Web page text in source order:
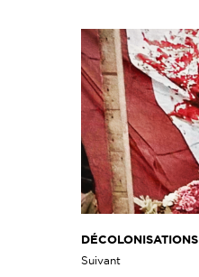
DÉCOLONISATIONS
Suivant